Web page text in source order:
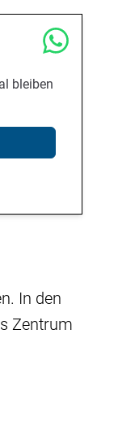
bleiben
In den
Zentrum